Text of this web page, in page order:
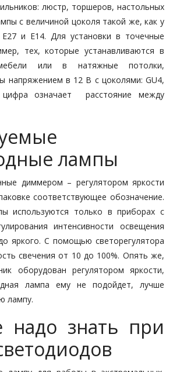
люстр, торшеров, настольных
с величиной цоколя такой же, как у
Е27 и Е14. Для установки в точечные
тех, которые устанавливаются в
или в натяжные потолки,
напряжением в 12 В с цоколями: GU4,
цифра означает расстояние между
лампы
диммером – регулятором яркости
соответствующее обозначение.
используются только в приборах с
интенсивности освещения
яркого. С помощью светорегулятора
свечения от 10 до 100%. Опять же,
оборудован регулятором яркости,
лампа ему не подойдет, лучше
лампу.
знать при